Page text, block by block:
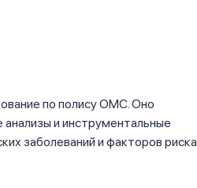
по полису ОМС. Оно
и инструментальные
заболеваний и факторов риска